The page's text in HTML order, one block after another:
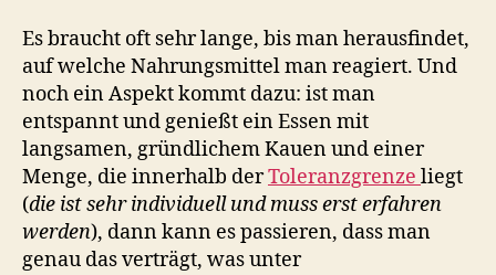
Es braucht oft sehr lange, bis man herausfindet,
auf welche Nahrungsmittel man reagiert. Und
noch ein Aspekt kommt dazu: ist man
entspannt und genießt ein Essen mit
langsamen, gründlichem Kauen und einer
Menge, die innerhalb derToleranzgrenze liegt
(die ist sehr individuell und muss erst erfahren
werden), dann kann es passieren, dass man
genau das verträgt, was unter